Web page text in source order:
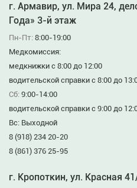
г. Армавир, ул. Мира 24,
Года» 3-й этаж
Пн-Пт: 8:00-19:00
Медкомиссия:
медкнижки с 8:00 до 12:00
водительской справки с 8:00 до
Сб: 9:00-14:00
водительской справки с 9:00 до
Вс: Выходной
8 (918) 234 20-20
8 (861) 376 25-95
г. Кропоткин, ул. Красная